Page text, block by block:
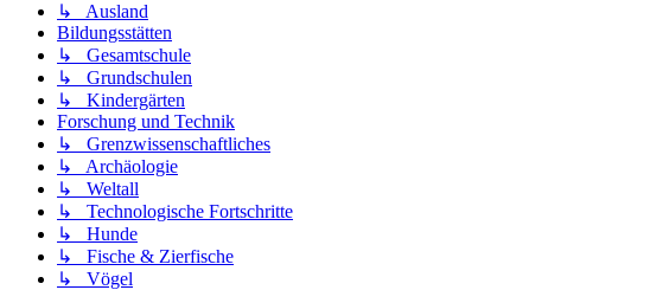
↳ Ausland
Bildungsstätten
↳ Gesamtschule
↳ Grundschulen
↳ Kindergärten
Forschung und Technik
↳ Grenzwissenschaftliches
↳ Archäologie
↳ Weltall
↳ Technologische Fortschritte
↳ Hunde
↳ Fische & Zierfische
↳ Vögel